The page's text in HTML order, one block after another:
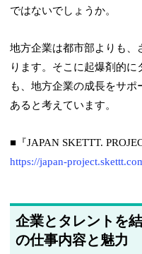
ではないでしょうか。
地方企業は都市部よりも、
ります。そこに起爆剤的に
も、地方企業の成長をサ
あると考えています。
■『JAPAN SKETTT.
https://japan-
企業とタレントを
の仕事内容と魅力